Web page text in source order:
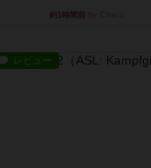
約1時間前
レビュー